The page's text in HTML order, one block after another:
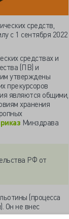
средств,
с 1 сентября 2022
средствах и
(ПВ) и
утверждены
прекурсоров
являются общими,
хранения
Минздрава
РФ от
(процесса
Он не внес
и